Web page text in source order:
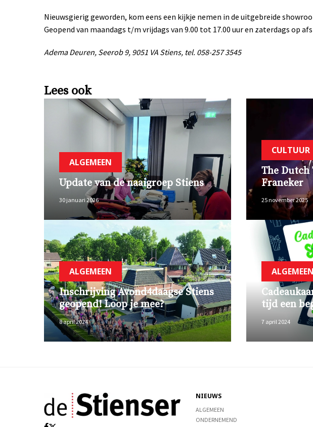
Nieuwsgierig geworden, kom eens een kijkje nemen in de uitgebreide
Geopend van maandags t/m vrijdags van 9.00 tot 17.00 uur en zaterdags op
Adema Deuren, Seerob 9, 9051 VA Stiens, tel. 058-257 3545
Lees ook
ALGEMEEN
Update van de naaigroep Stiens
30 januari 2026
CULTUUR
The Dutch
Franeker
25 november 2025
ALGEMEEN
Inschrijving Avond4daagse Stiens
geopend! Loop je mee?
8 april 2024
ALGEMEEN
tijd een
7 april 2024
NIEUWS
ALGEMEEN
ONDERNEMEND